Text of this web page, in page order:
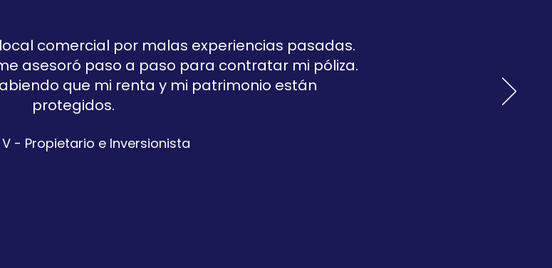
comercial por malas experiencias pasadas.
asesoró paso a paso para contratar mi póliza.
que mi renta y mi patrimonio están
protegidos.
- Propietario e Inversionista